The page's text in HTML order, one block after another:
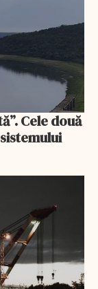
Cele două